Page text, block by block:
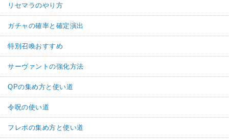
リセマラのやり方
ガチャの確率と確定演出
特別召喚おすすめ
サーヴァントの強化方法
QPの集め方と使い道
令呪の使い道
フレポの集め方と使い道